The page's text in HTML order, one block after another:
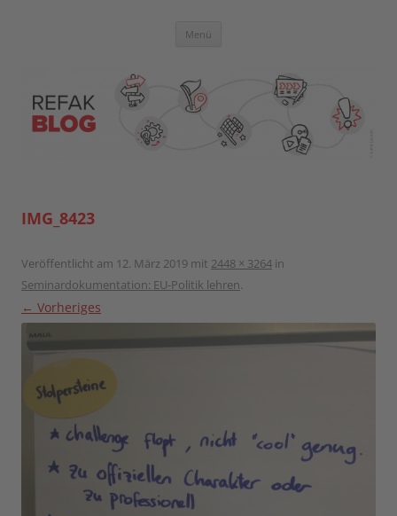
Blog der Referent:innen Akademie
Menü
IMG_8423
Veröffentlicht am 12. März 2019 mit 2448 × 3264 in
Seminardokumentation: EU-Politik lehren.
← Vorheriges